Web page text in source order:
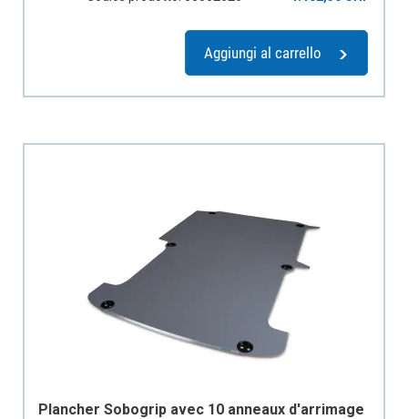
Aggiungi al carrello
Plancher Sobogrip avec 10 anneaux d'arrimage